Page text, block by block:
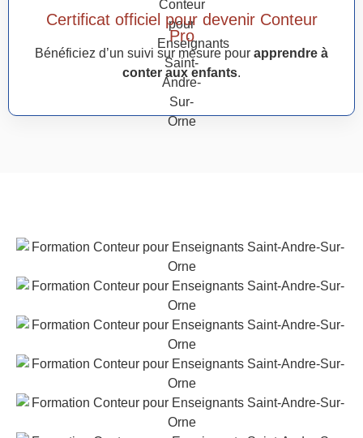
Certificat officiel pour devenir Conteur
Pro
Bénéficiez d’un suivi sur mesure pour apprendre à
conter aux enfants.